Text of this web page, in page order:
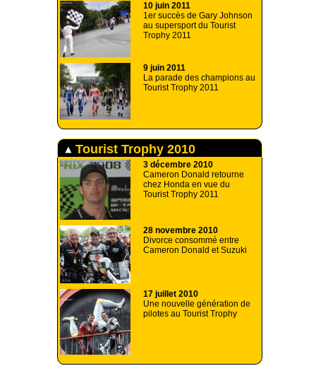
10 juin 2011
1er succès de Gary Johnson
au supersport du Tourist
Trophy 2011
9 juin 2011
La parade des champions au
Tourist Trophy 2011
Tourist Trophy 2010
3 décembre 2010
Cameron Donald retourne
chez Honda en vue du
Tourist Trophy 2011
28 novembre 2010
Divorce consommé entre
Cameron Donald et Suzuki
17 juillet 2010
Une nouvelle génération de
pilotes au Tourist Trophy